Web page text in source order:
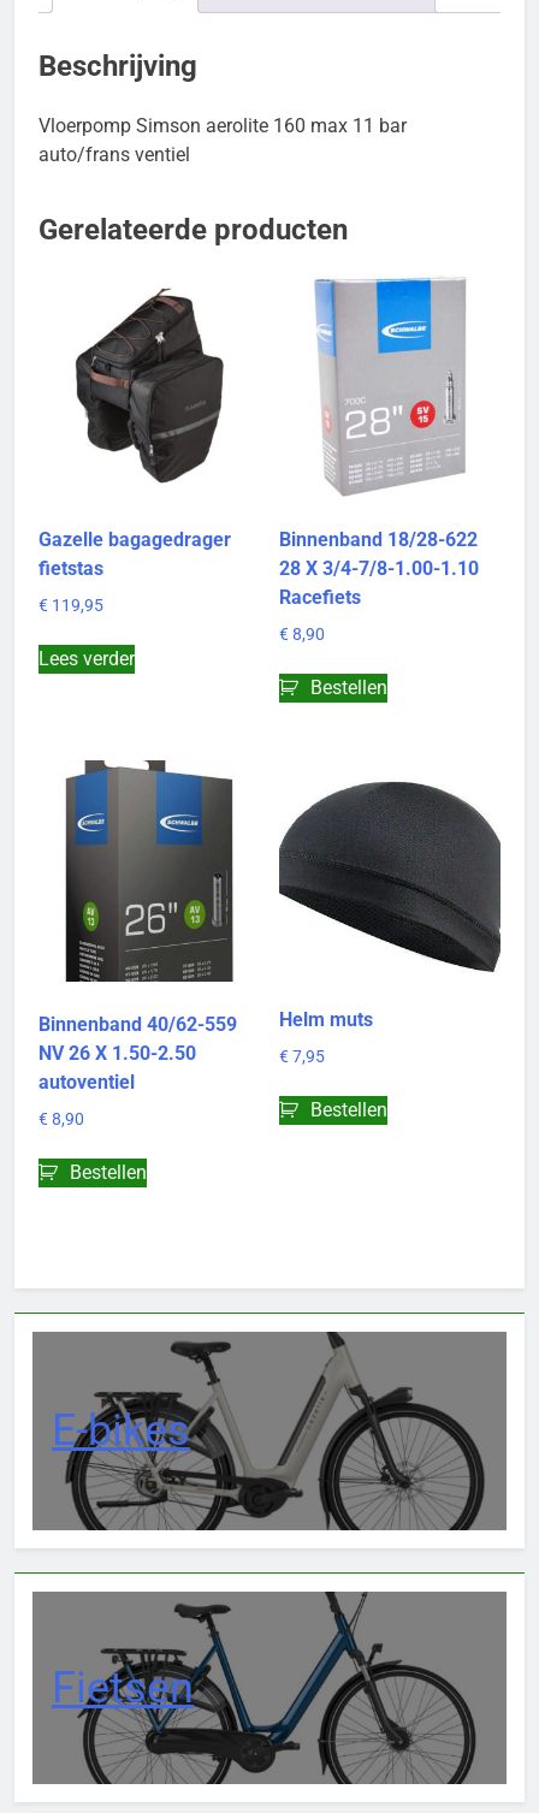
Beschrijving
Vloerpomp Simson aerolite 160 max 11 bar
auto/frans ventiel
Gerelateerde producten
Gazelle bagagedrager
fietstas
€ 119,95
Lees verder
Binnenband 18/28-622
28 X 3/4-7/8-1.00-1.10
Racefiets
€ 8,90
Bestellen
Binnenband 40/62-559
NV 26 X 1.50-2.50
autoventiel
€ 8,90
Bestellen
Helm muts
€ 7,95
Bestellen
E-bikes
Fietsen